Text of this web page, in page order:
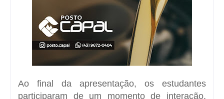
Ao final da apresentação, os estudantes
participaram de um momento de interação,